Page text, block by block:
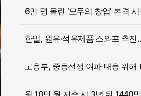
6만 명 몰린 '모두의 창업' 본격
한일, 원유·석유제품 스와프 추
고용부, 중동전쟁 여파 대응 위해
월 10만 원 저축 시 3년 뒤 1440